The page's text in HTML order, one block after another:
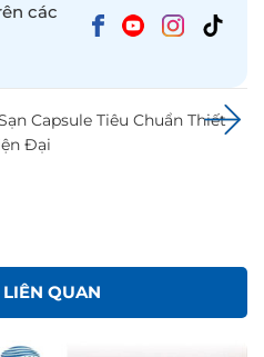
các
Capsule Tiêu Chuẩn Thiết
Đại
QUAN